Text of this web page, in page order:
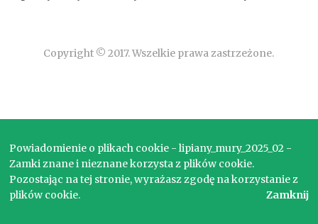
Copyright © 2017. Wszelkie prawa zastrzeżone.
Powiadomienie o plikach cookie - lipiany_mury_2025_02 -
Zamki znane i nieznane korzysta z plików cookie.
Pozostając na tej stronie, wyrażasz zgodę na korzystanie z
plików cookie.
Zamknij